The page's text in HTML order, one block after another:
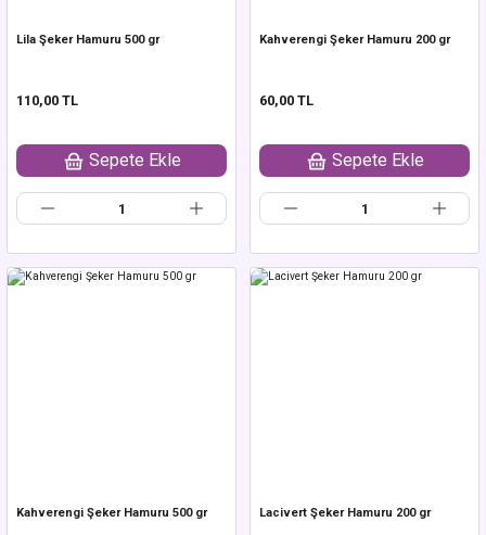
Lila Şeker Hamuru 500 gr
110,00 TL
Sepete Ekle
Kahverengi Şeker Hamuru 200 gr
60,00 TL
Sepete Ekle
Kahverengi Şeker Hamuru 500 gr Lacivert Şeker Hamuru 200 gr